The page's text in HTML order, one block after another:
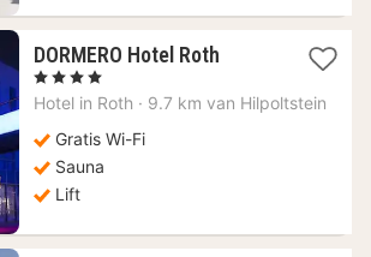
DORMERO Hotel Roth1
vanaf
67,98
, 4 Sterren
Hotel in Roth · 9.7 km van Hilpoltstein
Gratis Wi-Fi
Sauna
Lift